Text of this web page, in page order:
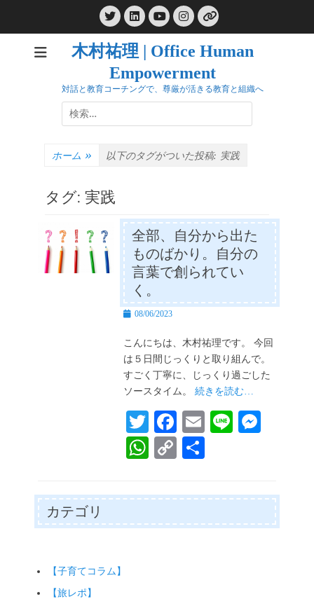
TwitterLinkedIn
YouTube
Instagram
リ
ン
ク
木村祐理 | Office Human
Empowerment
対話と教育コーチングで、尊厳が活きる教育と組織へ
検
索:
ホーム » 以下のタグがついた投稿: 実践
タグ: 実践
全部、自分から出た
ものばかり。自分の
言葉で創られてい
く。
投
日
08/06/2023
こんにちは、木村祐理です。 今回
は５日間じっくりと取り組んで。
すごく丁寧に、じっくり過ごした
ソースタイム。続きを読む…
T
wi
tte
r
Fa
ce
bo
ok
E
Li
ng
er
W
ts
C
y
カテゴリ
【子育てコラム】
【旅レポ】